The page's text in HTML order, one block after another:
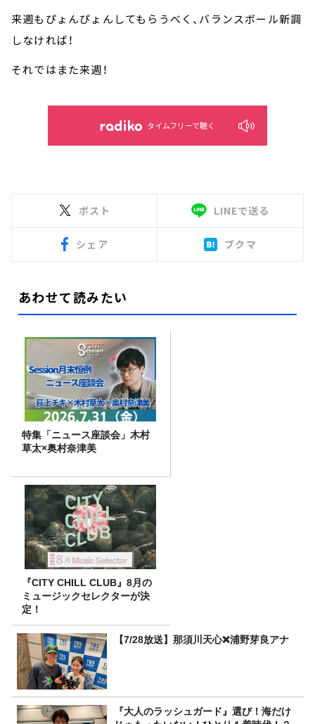
来週もぴょんぴょんしてもらうべく、バランスボール新調
しなければ！
それではまた来週！
タイムフリーで聴く
ポスト LINEで送る
シェア ブクマ
あわせて読みたい
特集「ニュース座談会」木村
草太×奥村奈津美
『CITY CHILL CLUB』8月の
ミュージックセレクターが決
定！
【7/28放送】那須川天心❌浦野芽良アナ
『大人のラッシュガード』選び！海だけ